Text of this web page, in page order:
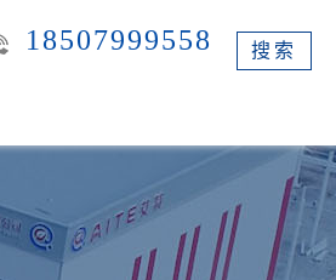
18507999558 搜索